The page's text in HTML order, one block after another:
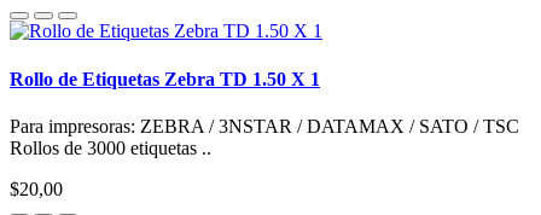
Rollo de Etiquetas Zebra TD 1.50 X 1
Para impresoras: ZEBRA / 3NSTAR / DATAMAX / SATO / TSC
Rollos de 3000 etiquetas ..
$20,00